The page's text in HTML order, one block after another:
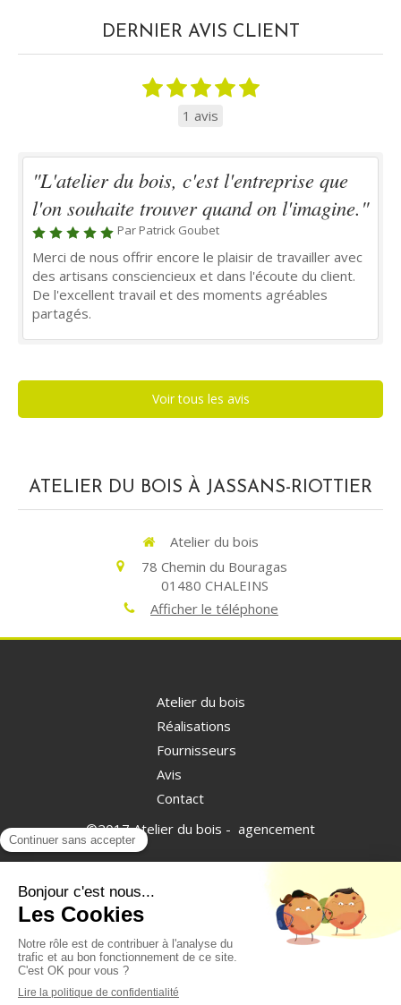
DERNIER AVIS CLIENT
1 avis
"L'atelier du bois, c'est l'entreprise que
l'on souhaite trouver quand on l'imagine."
Par Patrick Goubet
Merci de nous offrir encore le plaisir de travailler avec
des artisans consciencieux et dans l'écoute du client.
De l'excellent travail et des moments agréables
partagés.
Voir tous les avis
ATELIER DU BOIS À JASSANS-RIOTTIER
Atelier du bois
78 Chemin du Bouragas
01480 CHALEINS
Afficher le téléphone
Atelier du bois
Réalisations
Fournisseurs
Avis
Contact
©2017 Atelier du bois - agencement
Mentions légales